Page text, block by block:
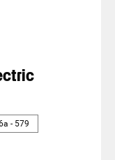
- 579